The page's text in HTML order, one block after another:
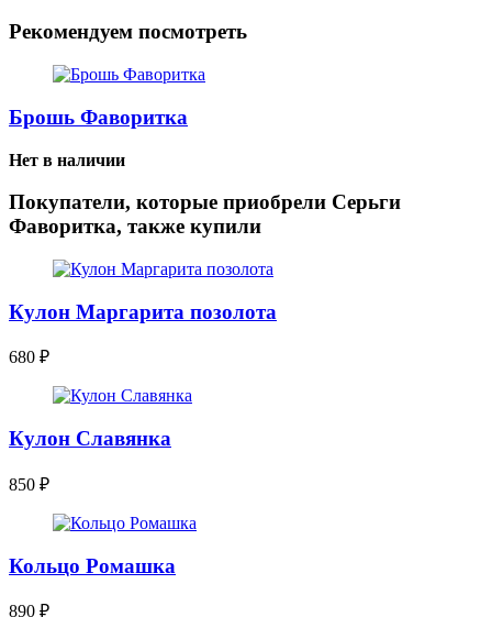
Рекомендуем посмотреть
Брошь Фаворитка
Нет в наличии
Покупатели, которые приобрели Серьги
Фаворитка, также купили
Кулон Маргарита позолота
680 ₽
Кулон Славянка
850 ₽
Кольцо Ромашка
890 ₽